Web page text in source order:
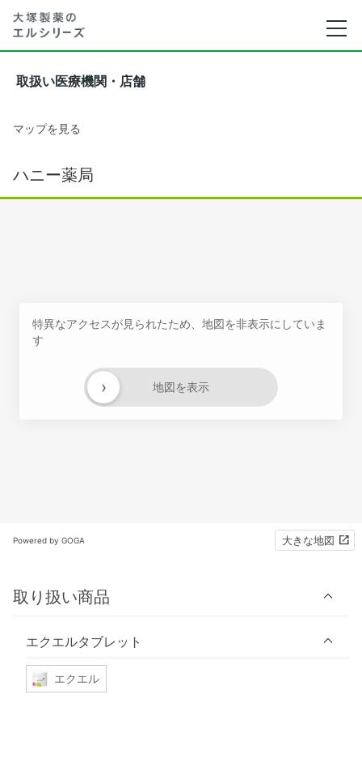
取扱い医療機関・店舗
マップを見る
ハニー薬局
特異なアクセスが見られたため、地図を非表示にしていま
す
地図を表示
›
Powered by GOGA 大きな地図
取り扱い商品
エクエルタブレット
エクエル